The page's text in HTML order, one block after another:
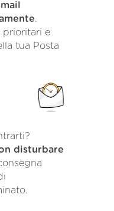
.
prioritari e
tua Posta
disturbare